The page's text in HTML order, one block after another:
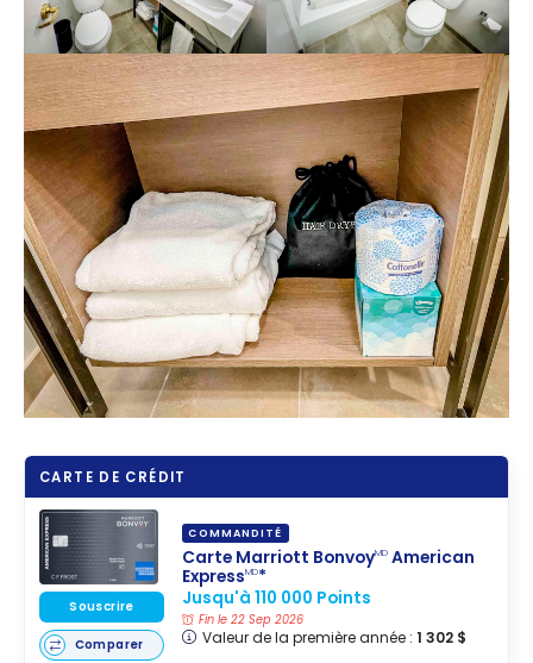
CARTE DE CRÉDIT
COMMANDITÉ
Carte Marriott BonvoyMD American
ExpressMD*
Jusqu'à 110 000 Points
Fin le 22 Sep 2026
Valeur de la première année : 1 302 $
Souscrire
Comparer